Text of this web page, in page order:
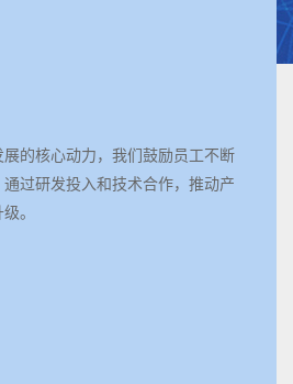
的核心动力，我们鼓励员工不断
过研发投入和技术合作，推动产
。